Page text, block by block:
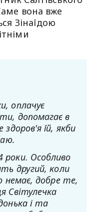
вона вже
Зінаїдою
оплачує
допомагає в
здоров'я їй, якби
Особливо
другий, коли
немає, добре те,
Світулечка
і та